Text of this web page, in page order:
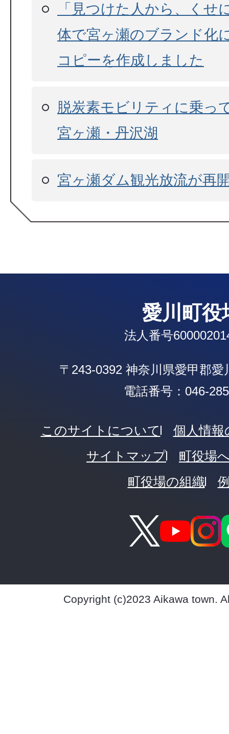
「見つけた人から、くせ
体で宮ヶ瀬のブランド化
コピーを作成しました
脱炭素モビリティに乗っ
宮ヶ瀬・丹沢湖
宮ヶ瀬ダム観光放流が再
愛川町役
法人番号
〒243-0392 神奈川県愛甲郡愛
電話番号：046-
このサイトについて
個人情
サイトマップ
町役場
町役場の組織
Copyright (c)2023 Aikawa town.